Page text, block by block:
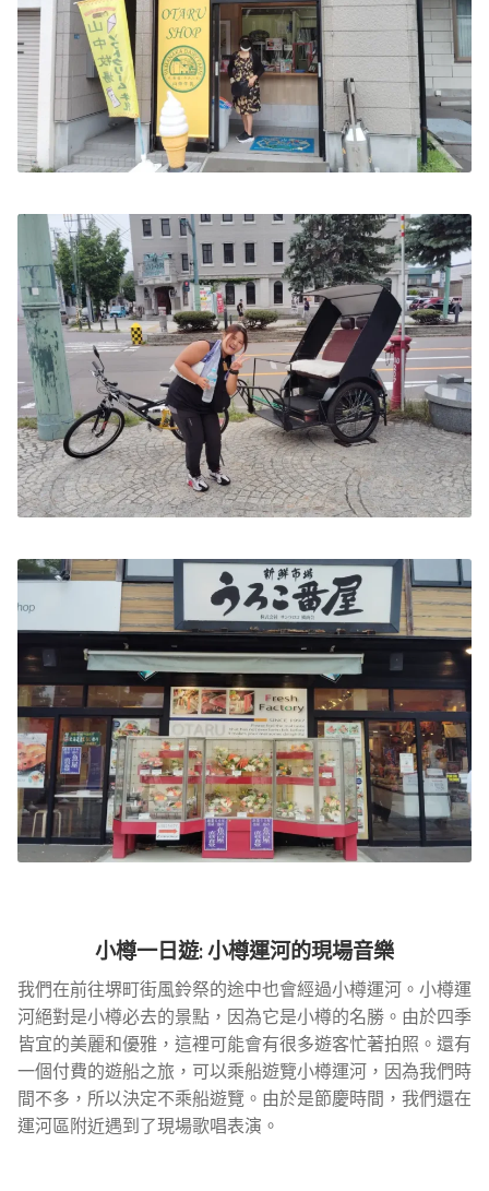
小樽一日遊: 小樽運河的現場音樂
我們在前往堺町街風鈴祭的途中也會經過小樽運河。小樽運
河絕對是小樽必去的景點，因為它是小樽的名勝。由於四季
皆宜的美麗和優雅，這裡可能會有很多遊客忙著拍照。還有
一個付費的遊船之旅，可以乘船遊覽小樽運河，因為我們時
間不多，所以決定不乘船遊覽。由於是節慶時間，我們還在
運河區附近遇到了現場歌唱表演。